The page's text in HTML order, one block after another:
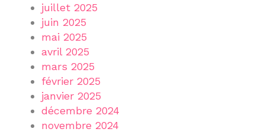
juillet 2025
juin 2025
mai 2025
avril 2025
mars 2025
février 2025
janvier 2025
décembre 2024
novembre 2024